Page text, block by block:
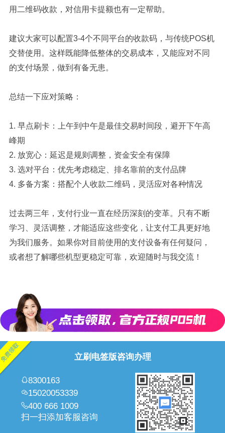
用二维码收款，对信用卡提额也有一定帮助。
建议大家可以配置3-4个不同平台的收款码，与传统POS机
交替使用。这样既能降低整体的交易成本，又能应对不同
的支付场景，做到有备无患。
总结一下应对策略：
1. 早点刷卡：上午到中午是最佳交易时间段，避开下午高
峰期
2. 放宽心：延迟是规则调整，资金安全有保障
3. 选对平台：优先考虑稳定、排名靠前的支付品牌
4. 多备方案：搭配个人收款二维码，灵活应对各种情况
过去两三年，支付行业一直在经历深刻的变革。只有不断
学习、灵活调整，才能适应这些变化，让支付工具更好地
为我们服务。如果你对目前使用的支付设备有任何疑问，
或者想了解哪些机型更稳定可靠，欢迎随时与我交流！
立刷电签版咨询办理
8300163
15020053339
400 666 1009
扫一扫添加客服咨询